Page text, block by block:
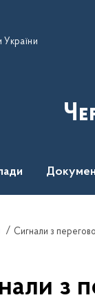
України
з